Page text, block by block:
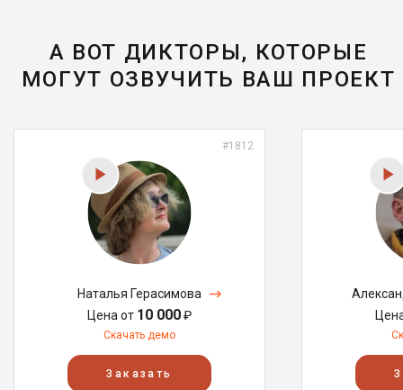
А ВОТ ДИКТОРЫ, КОТОРЫЕ
МОГУТ ОЗВУЧИТЬ ВАШ ПРОЕКТ
#1812
Наталья Герасимова
Цена от 10 000₽
Скачать демо
Заказать